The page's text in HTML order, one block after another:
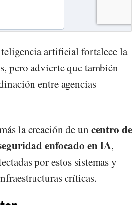
artificial fortalece la
pero advierte que también
entre agencias
la creación de un centro de
enfocado en IA,
por estos sistemas y
críticas.